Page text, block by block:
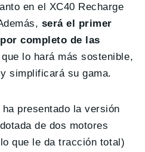
en el XC40 Recharge
será el primer
completo de las
lo hará más sostenible,
simplificará su gama.
presentado la versión
de dos motores
que le da tracción total)